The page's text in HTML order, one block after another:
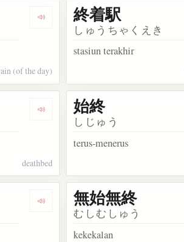
Dengarkan kosakata 終電
(of the day)
終着駅
しゅうちゃくえき
stasiun terakhir
Dengarkan kosakata 臨終
deathbed
始終
しじゅう
terus-menerus
Dengarkan kosakata 末始終
無始無終
むしむしゅう
kekekalan